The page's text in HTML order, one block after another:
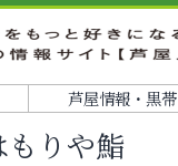
芦屋情報・黒帯
もりや鮨